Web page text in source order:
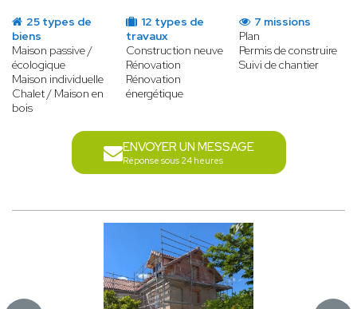
25 types de
biens
Maison passive /
écologique
Maison individuelle
Chalet / Maison en
bois
12 types de
travaux
Construction neuve
Rénovation
Rénovation
énergétique
7 missions
Plan
Permis de construire
Suivi de chantier
ENVOYER UN MESSAGE
Réponse sous 24 heures